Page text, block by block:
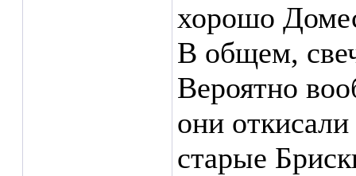
хорошо
В общем,
Вероятно
они
старые